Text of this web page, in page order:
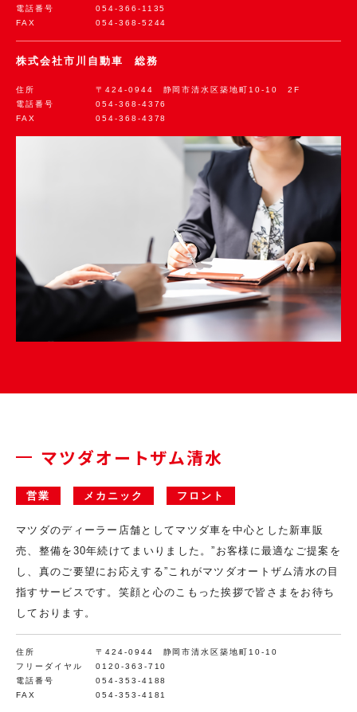
電話番号
054-366-1135
FAX
054-368-5244
株式会社市川自動車 総務
住所
〒424-0944 静岡市清水区築地町10-10 2F
電話番号
054-368-4376
FAX
054-368-4378
マツダオートザム清水
営業 メカニック フロント
マツダのディーラー店舗としてマツダ車を中心とした新車販
売、整備を30年続けてまいりました。”お客様に最適なご提案を
し、真のご要望にお応えする”これがマツダオートザム清水の目
指すサービスです。笑顔と心のこもった挨拶で皆さまをお待ち
しております。
住所
〒424-0944 静岡市清水区築地町10-10
フリーダイヤル
0120-363-710
電話番号
054-353-4188
FAX
054-353-4181